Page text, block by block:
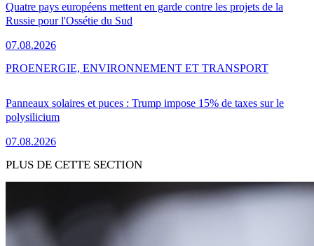
Quatre pays européens mettent en garde contre les projets de la
Russie pour l'Ossétie du Sud
07.08.2026
Panneaux solaires et puces : Trump impose 15% de taxes sur le
polysilicium
07.08.2026
PROENERGIE, ENVIRONNEMENT ET TRANSPORT
PLUS DE CETTE SECTION